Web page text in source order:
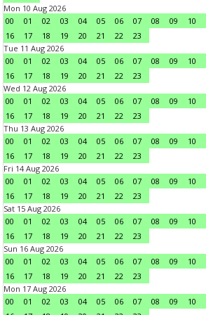
Mon 10 Aug 2026
00
01 02 03 04 05 06 07 08 09 10
16
17 18 19 20 21 22
23
Tue 11 Aug 2026
00
01 02 03 04 05 06 07 08 09 10
16
17 18 19 20 21 22
23
Wed 12 Aug 2026
00
01 02 03 04 05 06 07 08 09 10
16
17 18 19 20 21 22
23
Thu 13 Aug 2026
00
01 02 03 04 05 06 07 08 09 10
16
17 18 19 20 21 22
23
Fri 14 Aug 2026
00
01 02 03 04 05 06 07 08 09 10
16
17 18 19 20 21 22
23
Sat 15 Aug 2026
00
01 02 03 04 05 06 07 08 09 10
16
17 18 19 20 21 22
23
Sun 16 Aug 2026
00
01 02 03 04 05 06 07 08 09 10
16
17 18 19 20 21 22
23
Mon 17 Aug 2026
00
01 02 03 04 05 06 07 08 09 10